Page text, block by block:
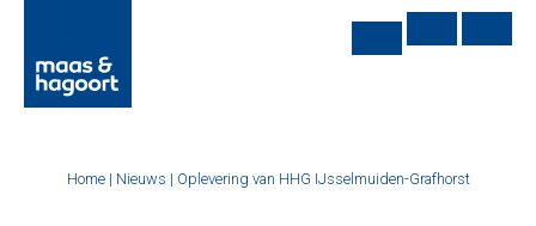
Home| Nieuws | Oplevering van HHG IJsselmuiden-Grafhorst